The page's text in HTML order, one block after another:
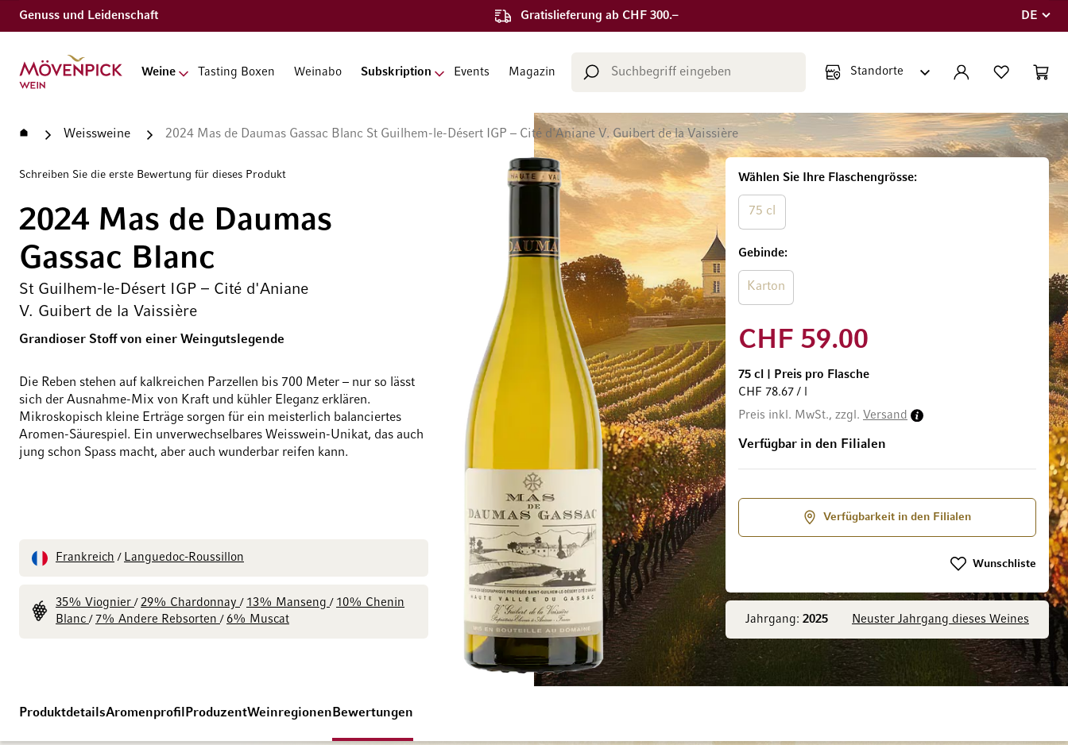
Genuss und Leidenschaft Gratislieferung ab CHF 300.–
Sprache
DE
Zur Startseite
Weine Tasting Boxen Weinabo Subskription Events Magazin
Suche KONTO WUNSCHLISTE
StartseiteWeissweine 2024 Mas de Daumas Gassac Blanc St Guilhem-le-Désert IGP – Cité d'Aniane V. Guibert de la Vaissière
Schreiben Sie die erste Bewertung für dieses Produkt
2024 Mas de Daumas
Gassac Blanc
St Guilhem-le-Désert IGP – Cité d'Aniane
V. Guibert de la Vaissière
Grandioser Stoff von einer Weingutslegende
Die Reben stehen auf kalkreichen Parzellen bis 700 Meter – nur so lässt
sich der Ausnahme-Mix von Kraft und kühler Eleganz erklären.
Mikroskopisch kleine Erträge sorgen für ein meisterlich balanciertes
Aromen-Säurespiel. Ein unverwechselbares Weisswein-Unikat, das auch
jung schon Spass macht, aber auch wunderbar reifen kann.
Frankreich / Languedoc-Roussillon
35% Viognier/ 29% Chardonnay/ 13% Manseng/ 10% Chenin
Blanc/ 7% Andere Rebsorten/ 6% Muscat Jahrgang: 2025 Neuster Jahrgang dieses Weines
Wählen Sie Ihre Flaschengrösse
75 cl
Gebinde
Karton
CHF 59.00
75 cl
Preis pro Flasche
CHF 78.67 / l
Preis inkl. MwSt., zzgl. Versand
Verfügbar in den Filialen
Verfügbarkeit in den Filialen
Wunschliste
Zum Ende der Bildgalerie springenZum Anfang der Bildgalerie springen
ProduktdetailsAromenprofil ProduzentWeinregionen Bewertungen